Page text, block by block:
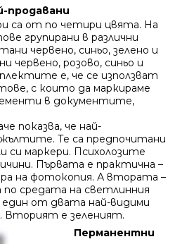
продавани
са от по четири цвята. На
групирани в различни
червено, синьо, зелено и
червено, розово, синьо и
е, че се използват
с които да маркираме
в документите,
показва, че най-
Те са предпочитани
си маркери. Психолозите
Първата е практична –
на фотокопия. А втората –
средата на светлинния
от двата най-видими
Вторият е зеленият.
Перманентни